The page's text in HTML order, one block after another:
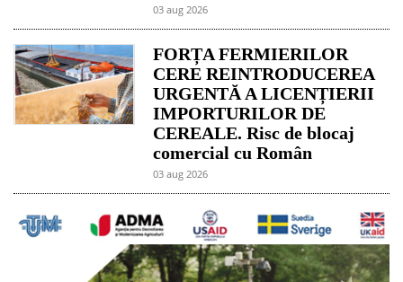
03 aug 2026
FORȚA FERMIERILOR
CERE REINTRODUCEREA
URGENTĂ A LICENȚIERII
IMPORTURILOR DE
CEREALE. Risc de blocaj
comercial cu Român
03 aug 2026